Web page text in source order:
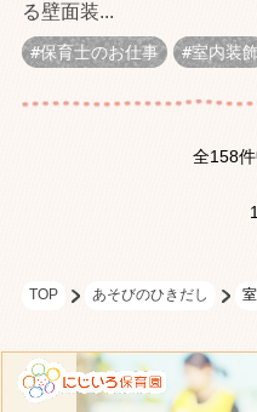
る壁面装...
保育士のお仕事 室内装
全158
TOP あそびのひきだし